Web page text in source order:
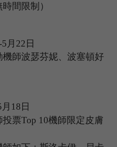
間限制）
5 月 22 日
機師波瑟芬妮、波塞頓好
月 18日
投票Top 10機師限定皮膚